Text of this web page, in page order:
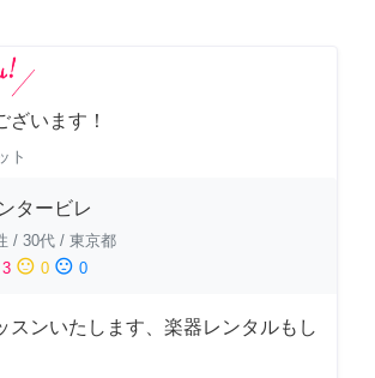
ざいます！
ト
タービレ
/ 30代 / 東京都
3 sentiment_neutral 0 sentiment_dissatisfied 0
スンいたします、楽器レンタルもし